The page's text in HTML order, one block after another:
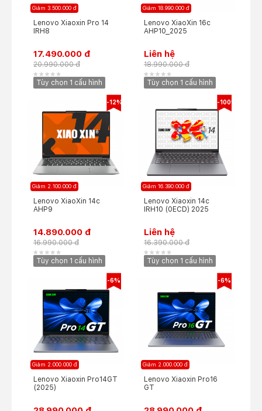
Giảm 3.500.000 đ
Lenovo Xiaoxin Pro 14
IRH8
17.490.000 đ
20.990.000 đ
Tùy chọn 1 cấu hình
Giảm 18.990.000 đ
Lenovo XiaoXin 16c
AHP10_2025
Liên hệ
18.990.000 đ
Tùy chọn 1 cấu hình
Giảm 2.100.000 đ
-12%
Lenovo XiaoXin 14c
AHP9
14.890.000 đ
16.990.000 đ
Tùy chọn 1 cấu hình
Giảm 16.390.000 đ
-100%
Lenovo Xiaoxin 14c
IRH10 (0ECD) 2025
Liên hệ
16.390.000 đ
Tùy chọn 1 cấu hình
Giảm 2.000.000 đ
-6%
Lenovo Xiaoxin Pro14GT
(2025)
Giảm 2.000.000 đ
-6%
Lenovo Xiaoxin Pro16
GT